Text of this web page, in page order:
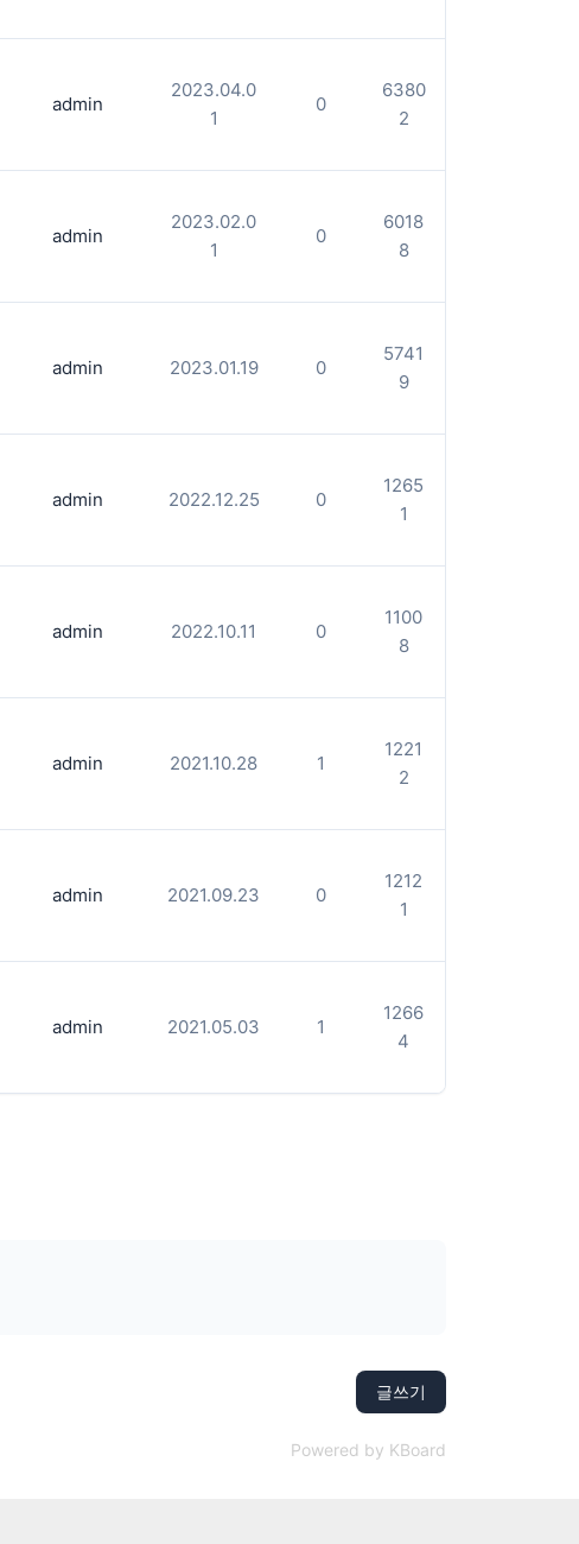
admin
2023.04.0
1
0
6380
2
admin
2023.02.0
1
0
6018
8
admin 2023.01.19 0
5741
9
admin 2022.12.25 0
1265
1
admin 2022.10.11 0
1100
8
admin 2021.10.28 1
1221
2
admin 2021.09.23 0
1212
1
admin 2021.05.03 1
1266
4
글쓰기
Powered by KBoard